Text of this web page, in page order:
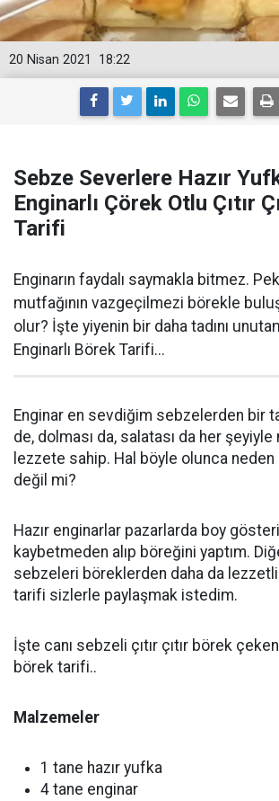
18:22
20 Nisan 2021
Sebze Severlere Hazır
Enginarlı Çörek Otlu Çıtır
Tarifi
Enginarın faydalı saymakla bitmez.
mutfağının vazgeçilmezi börekle
olur? İşte yiyenin bir daha tadını
Enginarlı Börek Tarifi...
Enginar en sevdiğim sebzelerden bir
de, dolması da, salatası da her
lezzete sahip. Hal böyle olunca neden
değil mi?
Hazır enginarlar pazarlarda boy
kaybetmeden alıp böreğini yaptım.
sebzeleri böreklerden daha da
tarifi sizlerle paylaşmak istedim.
İşte canı sebzeli çıtır çıtır börek
börek tarifi..
Malzemeler
1 tane hazır yufka
4 tane enginar